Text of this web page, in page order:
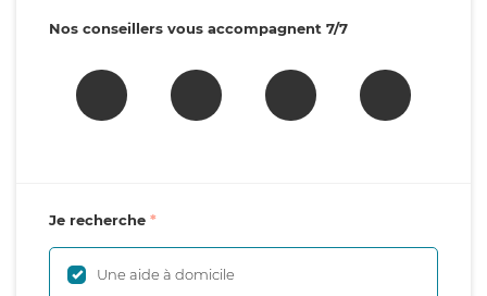
Nos conseillers vous accompagnent 7/7
Je recherche
Une aide à domicile